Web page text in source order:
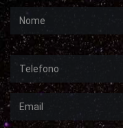
Email